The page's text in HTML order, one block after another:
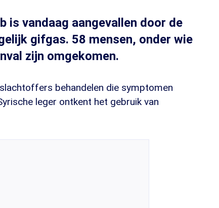
is vandaag aangevallen door de
gifgas. 58 mensen, onder wie
zijn omgekomen.
behandelen die symptomen
leger ontkent het gebruik van